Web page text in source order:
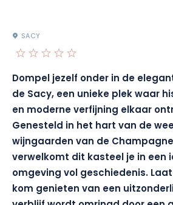
SACY
Dompel jezelf onder in de
de Sacy, een unieke plek waar
en moderne verfijning elkaar
Genesteld in het hart van de
wijngaarden van de
verwelkomt dit kasteel je in een
omgeving vol geschiedenis.
kom genieten van een